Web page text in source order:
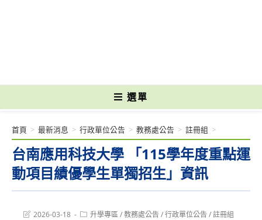
選單
台南應用科技大學 「115學年度重點運
動項目績優學生單獨招生」資訊
首頁 > 最新消息 > 行政單位公告 > 教務處公告 > 註冊組 >
Post2026-03-18
Post升學專區/教務處公告/行政單位公告/註冊組